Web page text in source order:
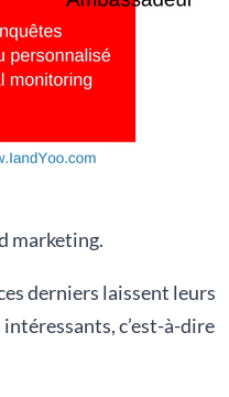
marketing.
derniers laissent leurs
c’est-à-dire